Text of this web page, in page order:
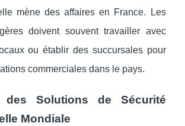
mène des affaires en France. Les
doivent souvent travailler avec
ou établir des succursales pour
commerciales dans le pays.
des Solutions de Sécurité
Mondiale